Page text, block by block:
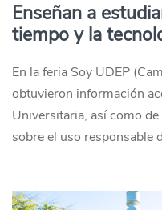
Enseñan a
tiempo y la
En la feria Soy UDEP
obtuvieron información
Universitaria, así como
sobre el uso responsable